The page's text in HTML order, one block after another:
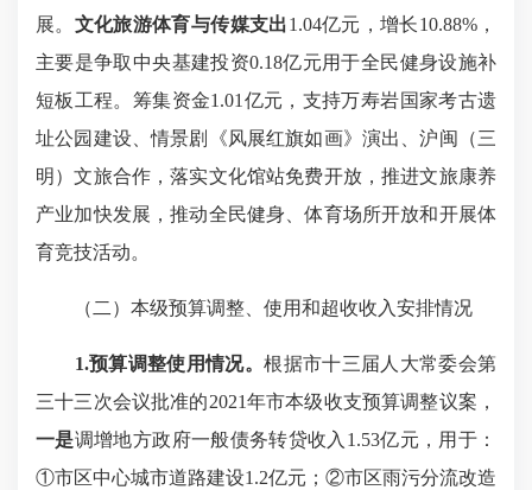
展。 文化旅游体育与传媒支出1.04亿元，增长10.88%，
主要是争取中央基建投资0.18亿元用于全民健身设施补
短板工程。筹集资金1.01亿元，支持万寿岩国家考古遗
址公园建设、情景剧《风展红旗如画》演出、沪闽（三
明）文旅合作，落实文化馆站免费开放，推进文旅康养
产业加快发展，推动全民健身、体育场所开放和开展体
育竞技活动。
（二）本级预算调整、使用和超收收入安排情况
1.预算调整使用情况。根据市十三届人大常委会第
三十三次会议批准的2021年市本级收支预算调整议案，
一是调增地方政府一般债务转贷收入1.53亿元，用于：
①市区中心城市道路建设1.2亿元；②市区雨污分流改造